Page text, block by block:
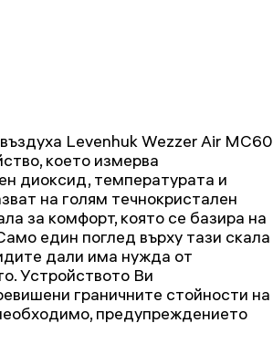
Levenhuk Wezzer Air MC60
което измерва
диоксид, температурата и
на голям течнокристален
за комфорт, която се базира на
един поглед върху тази скала
дали има нужда от
Устройството Ви
граничните стойности на
предупреждението